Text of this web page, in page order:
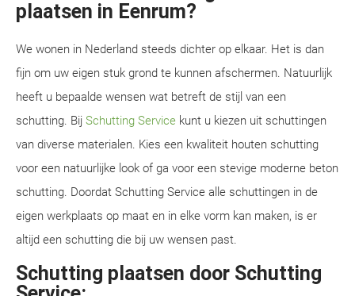
plaatsen in Eenrum?
We wonen in Nederland steeds dichter op elkaar. Het is dan
fijn om uw eigen stuk grond te kunnen afschermen. Natuurlijk
heeft u bepaalde wensen wat betreft de stijl van een
schutting. Bij Schutting Service kunt u kiezen uit schuttingen
van diverse materialen. Kies een kwaliteit houten schutting
voor een natuurlijke look of ga voor een stevige moderne beton
schutting. Doordat Schutting Service alle schuttingen in de
eigen werkplaats op maat en in elke vorm kan maken, is er
altijd een schutting die bij uw wensen past.
Schutting plaatsen door Schutting